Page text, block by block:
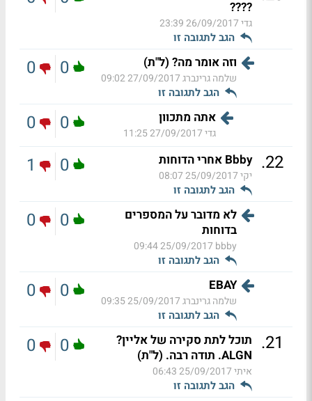
????
גדי26/09/2017 23:39
הגב לתגובה זו
וזה אומר מה? (ל"ת)
שלמה גרינברג27/09/2017 09:02
הגב לתגובה זו
0
0
אתה מתכוון
גדי27/09/2017 11:25
0
0
22
. Bbby אחרי הדוחות
יקי25/09/2017 08:07
הגב לתגובה זו
0
1
לא מדובר על המספרים
בדוחות
bbby
25/09/2017 09:44
הגב לתגובה זו
0
0
EBAY
שלמה גרינברג25/09/2017 09:35
הגב לתגובה זו
0
0
21
. תוכל לתת סקירה של אליין?
ALGN. תודה רבה. (ל"ת)
איתי25/09/2017 06:43
הגב לתגובה זו
0
0